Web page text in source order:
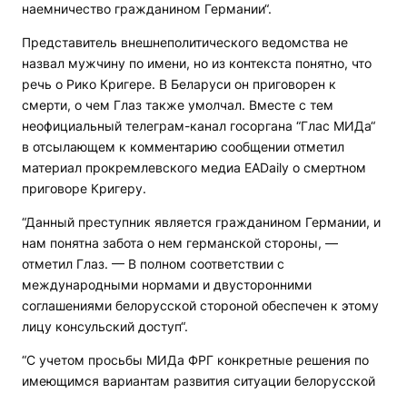
наемничество гражданином Германии“.
Представитель внешнеполитического ведомства не
назвал мужчину по имени, но из контекста понятно, что
речь о Рико Кригере. В Беларуси он приговорен к
смерти, о чем Глаз также умолчал. Вместе с тем
неофициальный телеграм-канал госоргана “Глас МИДа“
в отсылающем к комментарию сообщении отметил
материал прокремлевского медиа EADaily о смертном
приговоре Кригеру.
“Данный преступник является гражданином Германии, и
нам понятна забота о нем германской стороны, —
отметил Глаз. — В полном соответствии с
международными нормами и двусторонними
соглашениями белорусской стороной обеспечен к этому
лицу консульский доступ“.
“С учетом просьбы МИДа ФРГ конкретные решения по
имеющимся вариантам развития ситуации белорусской